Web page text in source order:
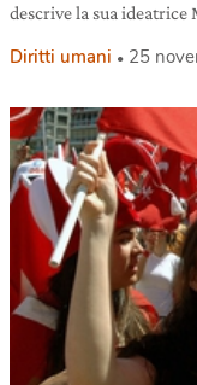
descrive la sua ideatrice
Diritti umani 25